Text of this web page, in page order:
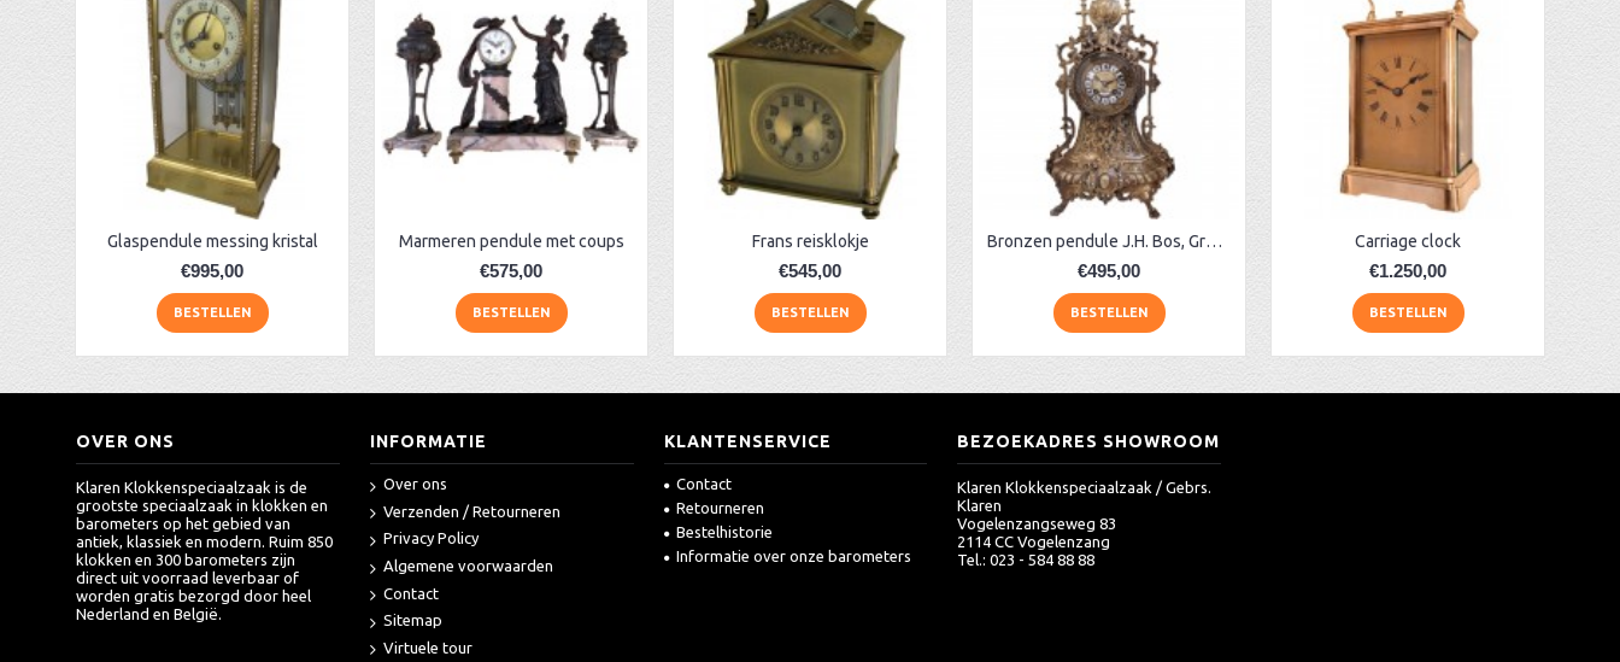
Glaspendule messing kristal
€995,00
BESTELLEN
Marmeren pendule met coups
€575,00
BESTELLEN
Frans reisklokje
€545,00
BESTELLEN
Bronzen pendule J.H. Bos, Groningen
€495,00
BESTELLEN
Carriage clock
€1.250,00
BESTELLEN
OVER ONS
Klaren Klokkenspeciaalzaak is de
grootste speciaalzaak in klokken en
barometers op het gebied van
antiek, klassiek en modern. Ruim 850
klokken en 300 barometers zijn
direct uit voorraad leverbaar of
worden gratis bezorgd door heel
Nederland en België.
INFORMATIE
Over ons
Verzenden / Retourneren
Privacy Policy
Algemene voorwaarden
Contact
Sitemap
Virtuele tour
KLANTENSERVICE
Contact
Retourneren
Bestelhistorie
Informatie over onze barometers
BEZOEKADRES SHOWROOM
Klaren Klokkenspeciaalzaak / Gebrs.
Klaren
Vogelenzangseweg 83
2114 CC Vogelenzang
Tel.: 023 - 584 88 88